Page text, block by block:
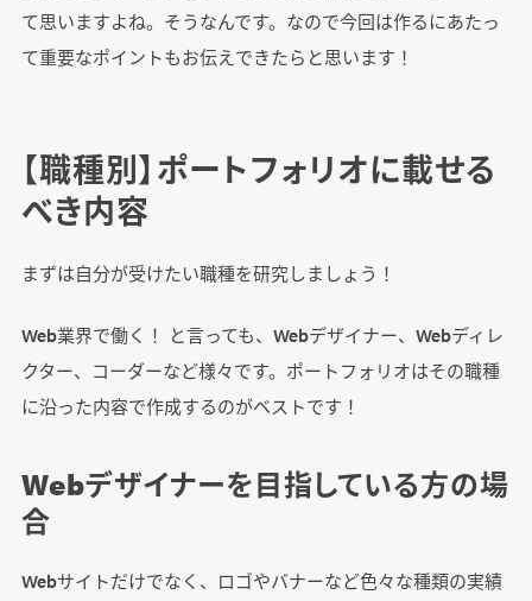
て思いますよね。そうなんです。なので今回は作るにあたっ
て重要なポイントもお伝えできたらと思います！
【職種別】ポートフォリオに載せる
べき内容
まずは自分が受けたい職種を研究しましょう！
Web業界で働く！ と言っても、Webデザイナー、Webディレ
クター、コーダーなど様々です。ポートフォリオはその職種
に沿った内容で作成するのがベストです！
Webデザイナーを目指している方の場
合
Webサイトだけでなく、ロゴやバナーなど色々な種類の実績